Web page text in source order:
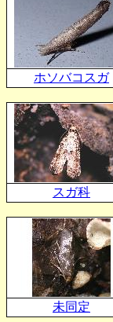
ホソバコスガ
スガ科
未同定